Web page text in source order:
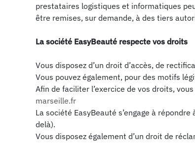
prestataires logistiques et informatiques
être remises, sur demande, à des tiers
La société EasyBeauté respecte vos droits
Vous disposez d’un droit d’accès, de
Vous pouvez également, pour des motifs
Afin de faciliter l’exercice de vos droits,
marseille.fr
La société EasyBeauté s’engage à
delà).
Vous disposez également d’un droit de